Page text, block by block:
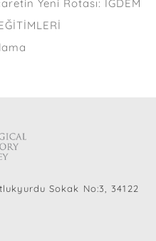
Yeni Rotası: İGDEM
Sokak No:3, 34122